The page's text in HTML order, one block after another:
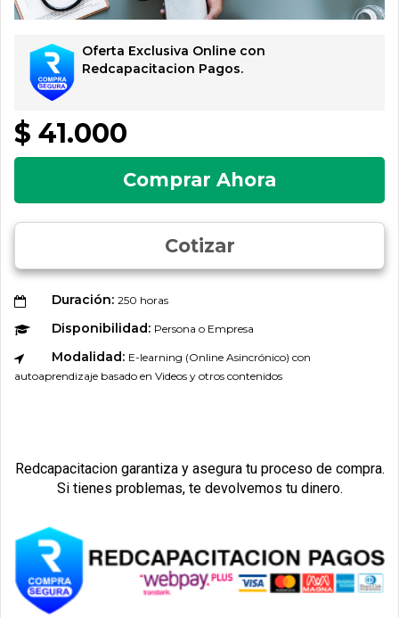
Oferta Exclusiva Online con
Redcapacitacion Pagos.
$ 41.000
Comprar Ahora
Cotizar
Duración: 250 horas
Disponibilidad: Persona o Empresa
Modalidad: E-learning (Online Asincrónico) con
autoaprendizaje basado en Videos y otros contenidos
Redcapacitacion garantiza y asegura tu proceso de compra.
Si tienes problemas, te devolvemos tu dinero.